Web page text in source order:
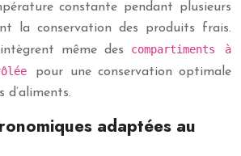
constante pendant plusieurs
la conservation des produits frais.
même des compartiments à
pour une conservation optimale
d’aliments.
adaptées au